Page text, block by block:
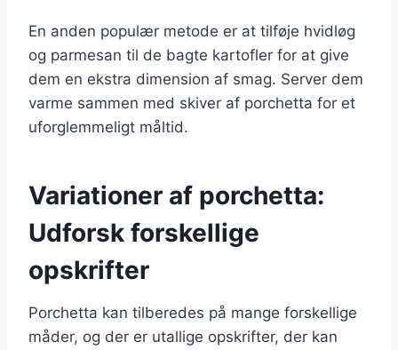
En anden populær metode er at tilføje hvidløg
og parmesan til de bagte kartofler for at give
dem en ekstra dimension af smag. Server dem
varme sammen med skiver af porchetta for et
uforglemmeligt måltid.
Variationer af porchetta:
Udforsk forskellige
opskrifter
Porchetta kan tilberedes på mange forskellige
måder, og der er utallige opskrifter, der kan